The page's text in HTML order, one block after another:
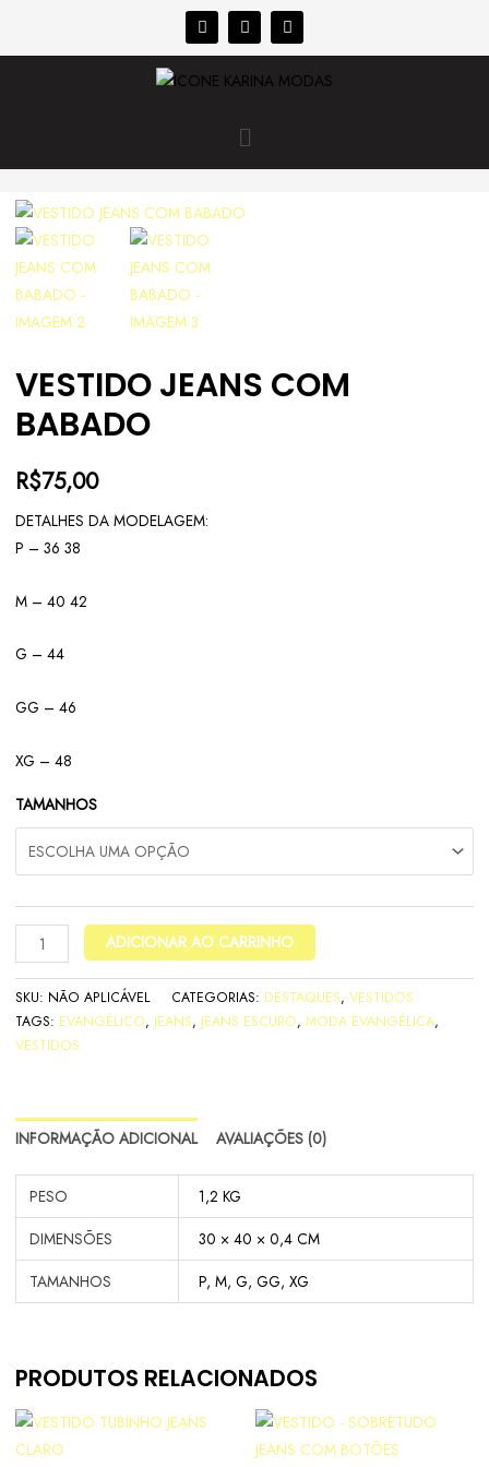
VESTIDO JEANS COM
BABADO
R$75,00
DETALHES DA MODELAGEM:
P – 36 38
M – 40 42
G – 44
GG – 46
XG – 48
TAMANHOS
ADICIONAR AO CARRINHO
SKU: NÃO APLICÁVEL CATEGORIAS: DESTAQUES, VESTIDOS
TAGS: EVANGÉLICO, JEANS, JEANS ESCURO, MODA EVANGÉLICA,
VESTIDOS
INFORMAÇÃO ADICIONAL AVALIAÇÕES (0)
PESO
1,2 KG
DIMENSÕES
30 × 40 × 0,4 CM
TAMANHOS
P, M, G, GG, XG
PRODUTOS RELACIONADOS